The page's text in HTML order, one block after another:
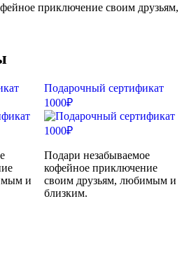
приключение своим друзьям,
Подарочный сертификат
1000₽
Подари незабываемое
кофейное приключение
своим друзьям, любимым и
близким.
и